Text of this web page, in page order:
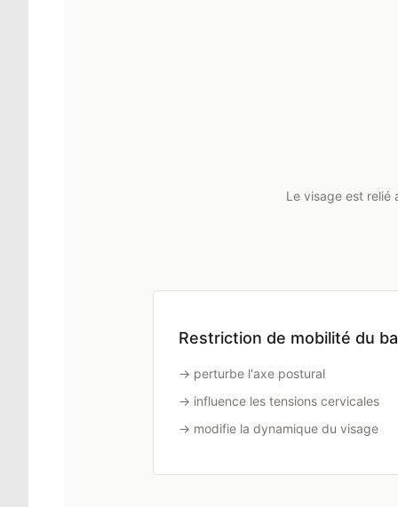
Le visage est relié
Restriction de mobilité du
→ perturbe l'axe postural
→ influence les tensions cervicales
→ modifie la dynamique du visage